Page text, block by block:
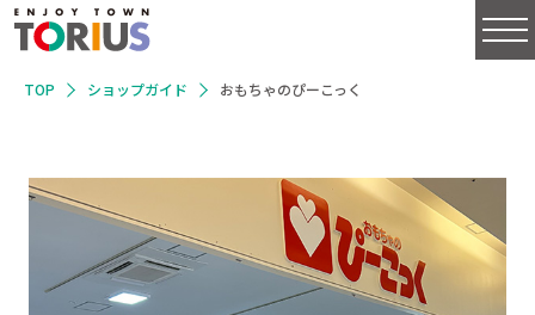
TOP ショップガイド おもちゃのぴーこっく